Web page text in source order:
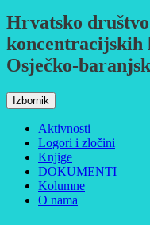
Hrvatsko
koncentracijskih
Osječko-
Izbornik
Aktivnosti
Logori i zločini
Knjige
DOKUMENTI
Kolumne
O nama